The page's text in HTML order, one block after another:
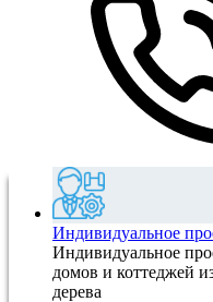
Индивидуальное
Индивидуальное
домов и коттеджей
дерева